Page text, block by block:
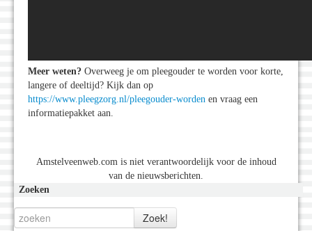
Meer weten? Overweeg je om pleegouder te worden voor korte,
langere of deeltijd? Kijk dan op
https://www.pleegzorg.nl/pleegouder-worden en vraag een
informatiepakket aan.
Amstelveenweb.com is niet verantwoordelijk voor de inhoud
van de nieuwsberichten.
Zoeken